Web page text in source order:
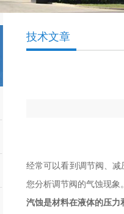
技术文章
经常可以看到调节阀、
您分析调节阀的气蚀现象
汽蚀是材料在液体的压力